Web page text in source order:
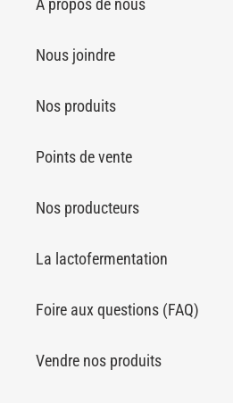
À propos de nous
Nous joindre
Nos produits
Points de vente
Nos producteurs
La lactofermentation
Foire aux questions (FAQ)
Vendre nos produits